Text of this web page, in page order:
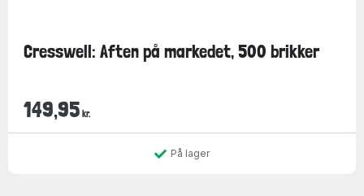
Cresswell: Aften på markedet, 500 brikker
149,95 kr.
På lager